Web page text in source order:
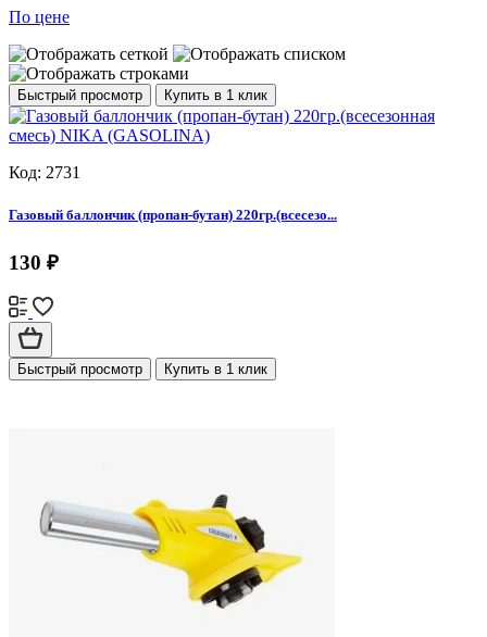
По цене
Быстрый просмотр Купить в 1 клик
Код: 2731
Газовый баллончик (пропан-бутан) 220гр.(всесезо...
130 ₽
Быстрый просмотр Купить в 1 клик